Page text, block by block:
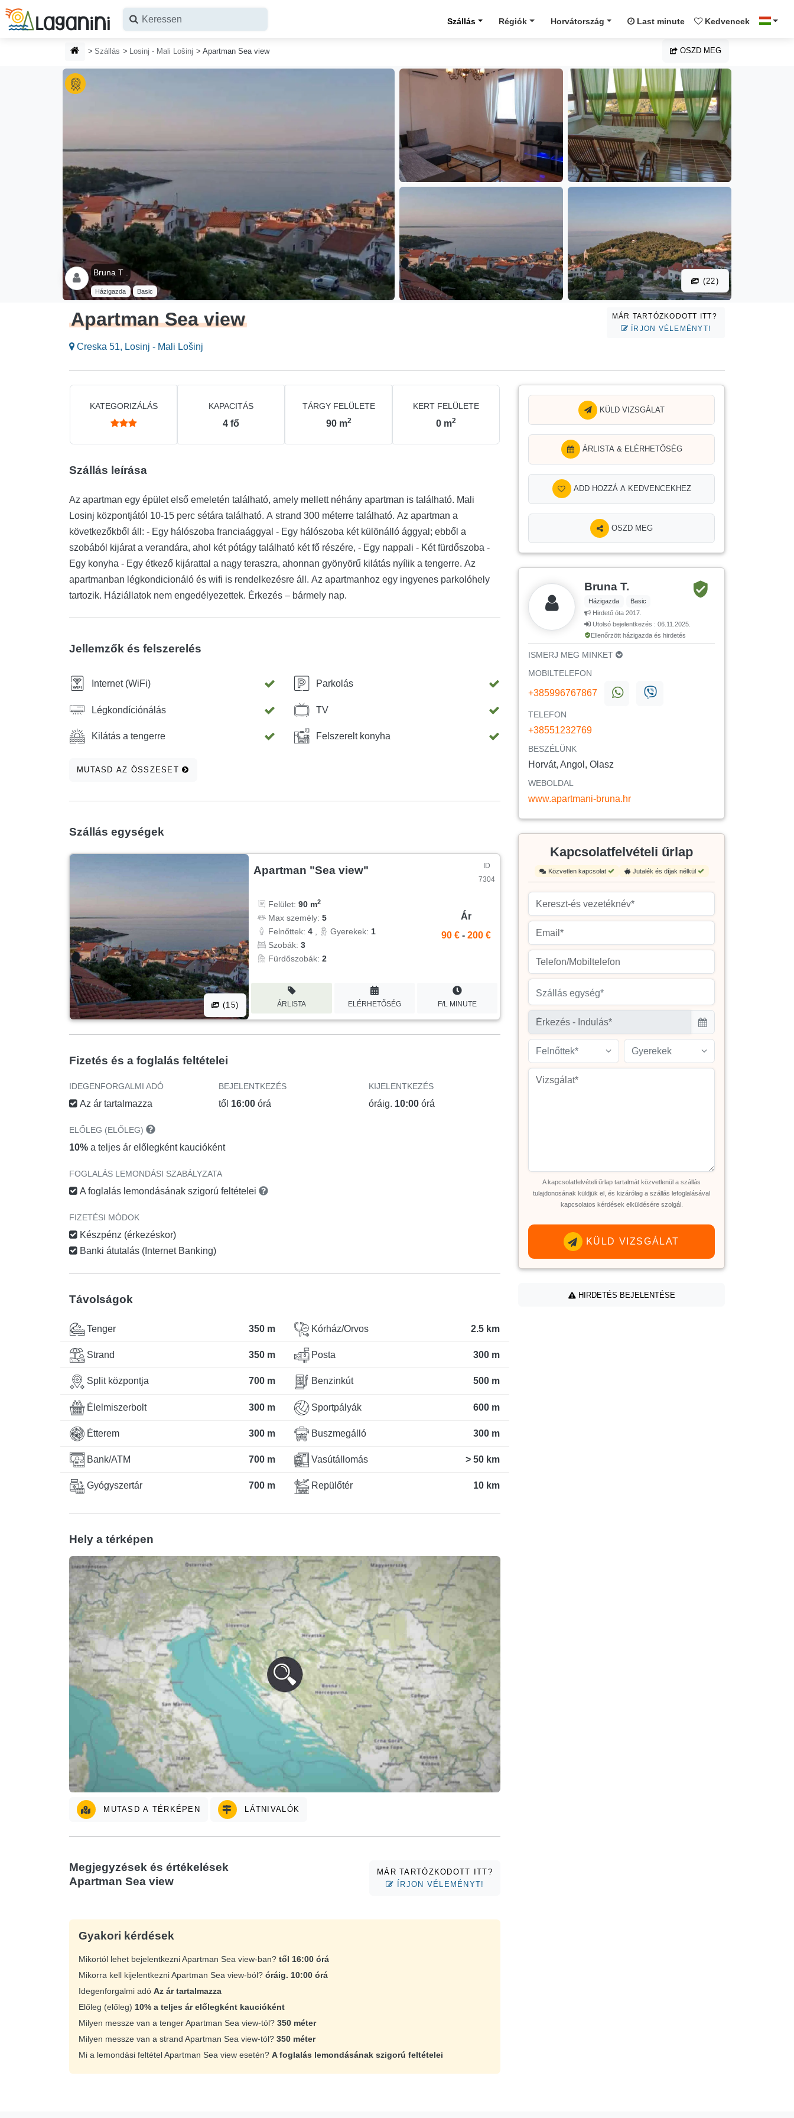
Ugrás a fő tartalomhoz
Szállás Régiók Horvátország Last minute Kedvencek
HONLAP
Szállás Losinj - Mali Lošinj Apartman Sea view OSZD MEG
Bruna T .
Házigazda Basic
(22)
Apartman Sea view
Creska 51, Losinj - Mali Lošinj
MÁR TARTÓZKODOTT ITT?
ÍRJON VÉLEMÉNYT!
KATEGORIZÁLÁS KAPACITÁS
4 fő
TÁRGY FELÜLETE
90 m2
KERT FELÜLETE
0 m2
Szállás leírása
Az apartman egy épület első emeletén található, amely mellett néhány apartman is található. Mali
Losinj központjától 10-15 perc sétára található. A strand 300 méterre található. Az apartman a
következőkből áll: - Egy hálószoba franciaággyal - Egy hálószoba két különálló ággyal; ebből a
szobából kijárat a verandára, ahol két pótágy található két fő részére, - Egy nappali - Két fürdőszoba -
Egy konyha - Egy étkező kijárattal a nagy teraszra, ahonnan gyönyörű kilátás nyílik a tengerre. Az
apartmanban légkondicionáló és wifi is rendelkezésre áll. Az apartmanhoz egy ingyenes parkolóhely
tartozik. Háziállatok nem engedélyezettek. Érkezés – bármely nap.
Jellemzők és felszerelés
Internet (WiFi) Parkolás
Légkondíciónálás TV
Kilátás a tengerre Felszerelt konyha
MUTASD AZ ÖSSZESET
Szállás egységek
(15)
Apartman "Sea view"
ID
7304
Felület:90 m2
Max személy:5
Felnőttek:4 , Gyerekek:1
Szobák:3
Fürdőszobák:2
Ár
90 € - 200 €
ÁRLISTA ELÉRHETŐSÉG F/L MINUTE
Fizetés és a foglalás feltételei
IDEGENFORGALMI ADÓ
Az ár tartalmazza
BEJELENTKEZÉS
től 16:00 órá
KIJELENTKEZÉS
óráig. 10:00órá
ELŐLEG (ELŐLEG)
10% a teljes ár előlegként kaucióként
FOGLALÁS LEMONDÁSI SZABÁLYZATA
A foglalás lemondásának szigorú feltételei
FIZETÉSI MÓDOK
Készpénz (érkezéskor)
Banki átutalás (Internet Banking)
Távolságok
Tenger 350 m
Strand 350 m
Split központja 700 m
Élelmiszerbolt 300 m
Étterem 300 m
Bank/ATM 700 m
Gyógyszertár 700 m
Kórház/Orvos 2.5 km
Posta 300 m
Benzinkút 500 m
Sportpályák 600 m
Buszmegálló 300 m
Vasútállomás > 50 km
Repülőtér 10 km
Hely a térképen
MUTASD A TÉRKÉPEN LÁTNIVALÓK
Megjegyzések és értékelések
Apartman Sea view
MÁR TARTÓZKODOTT ITT?
ÍRJON VÉLEMÉNYT!
Gyakori kérdések
Mikortól lehet bejelentkezni Apartman Sea view-ban? től 16:00 órá
Mikorra kell kijelentkezni Apartman Sea view-ból? óráig. 10:00 órá
Idegenforgalmi adó Az ár tartalmazza
Előleg (előleg) 10% a teljes ár előlegként kaucióként
Milyen messze van a tenger Apartman Sea view-tól? 350 méter
Milyen messze van a strand Apartman Sea view-tól? 350 méter
Mi a lemondási feltétel Apartman Sea view esetén? A foglalás lemondásának szigorú feltételei
KÜLD VIZSGÁLAT
ÁRLISTA & ELÉRHETŐSÉG
ADD HOZZÁ A KEDVENCEKHEZ
OSZD MEG
Bruna T.
Házigazda
Basic
Hirdető óta 2017.
Utolsó bejelentkezés : 06.11.2025.
Ellenőrzött házigazda és hirdetés
ISMERJ MEG MINKET
MOBILTELEFON
+385996767867
TELEFON
+38551232769
BESZÉLÜNK
Horvát, Angol, Olasz
WEBOLDAL
www.apartmani-bruna.hr
Kapcsolatfelvételi űrlap
Közvetlen kapcsolat Jutalék és díjak nélkül
Szállás egység*
Felnőttek* Gyerekek
A kapcsolatfelvételi űrlap tartalmát közvetlenül a szállás
tulajdonosának küldjük el, és kizárólag a szállás lefoglalásával
kapcsolatos kérdések elküldésére szolgál.
KÜLD VIZSGÁLAT
HIRDETÉS BEJELENTÉSE